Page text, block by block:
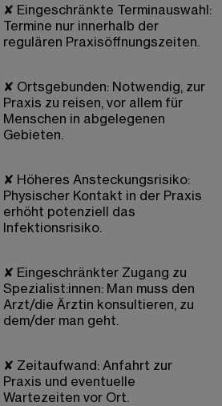
✘ Eingeschränkte Terminauswahl:
Termine nur innerhalb der
regulären Praxisöffnungszeiten.
✘ Ortsgebunden: Notwendig, zur
Praxis zu reisen, vor allem für
Menschen in abgelegenen
Gebieten.
✘ Höheres Ansteckungsrisiko:
Physischer Kontakt in der Praxis
erhöht potenziell das
Infektionsrisiko.
✘ Eingeschränkter Zugang zu
Spezialist:innen: Man muss den
Arzt/die Ärztin konsultieren, zu
dem/der man geht.
✘ Zeitaufwand: Anfahrt zur
Praxis und eventuelle
Wartezeiten vor Ort.